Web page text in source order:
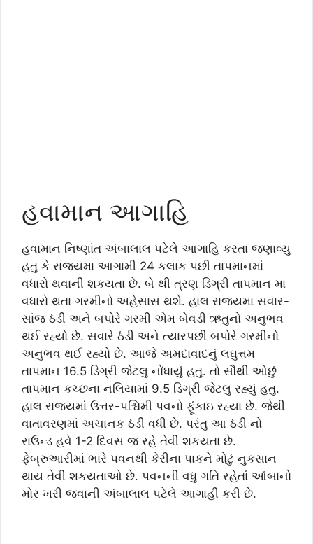
હવામાન આગાહિ
હવામાન નિષ્ણાંત અંબાલાલ પટેલે આગાહિ કરતા જણાવ્યુ
હતુ કે રાજયમા આગામી 24 કલાક પછી તાપમાનમાં
વધારો થવાની શકયતા છે. બે થી ત્રણ ડિગ્રી તાપમાન મા
વધારો થતા ગરમીનો અહેસાસ થશે. હાલ રાજયમા સવાર-
સાંજ ઠંડી અને બપોરે ગરમી એમ બેવડી ઋતુનો અનુભવ
થઈ રહ્યો છે. સવારે ઠંડી અને ત્યારપછી બપોરે ગરમીનો
અનુભવ થઈ રહ્યો છે. આજે અમદાવાદનું લઘુત્તમ
તાપમાન 16.5 ડિગ્રી જેટલુ નોંધાયું હતુ. તો સૌથી ઓછું
તાપમાન કચ્છના નલિયામાં 9.5 ડિગ્રી જેટલુ રહ્યું હતુ.
હાલ રાજ્યમાં ઉત્તર-પશ્ચિમી પવનો ફૂંકાઇ રહ્યા છે. જેથી
વાતાવરણમાં અચાનક ઠંડી વધી છે. પરંતુ આ ઠંડી નો
રાઉન્ડ હવે 1-2 દિવસ જ રહે તેવી શકયતા છે.
ફેબ્રુઆરીમાં ભારે પવનથી કેરીના પાકને મોટું નુકસાન
થાય તેવી શકયતાઓ છે. પવનની વધુ ગતિ રહેતાં આંબાનો
મોર ખરી જવાની અંબાલાલ પટેલે આગાહી કરી છે.